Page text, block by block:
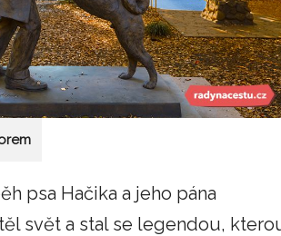
psa Hačika a jeho pána
svět a stal se legendou,